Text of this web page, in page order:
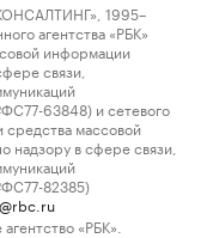
1995–
агентства «РБК»
информации
связи,
63848) и сетевого
средства массовой
в сфере связи,
82385)
«РБК».